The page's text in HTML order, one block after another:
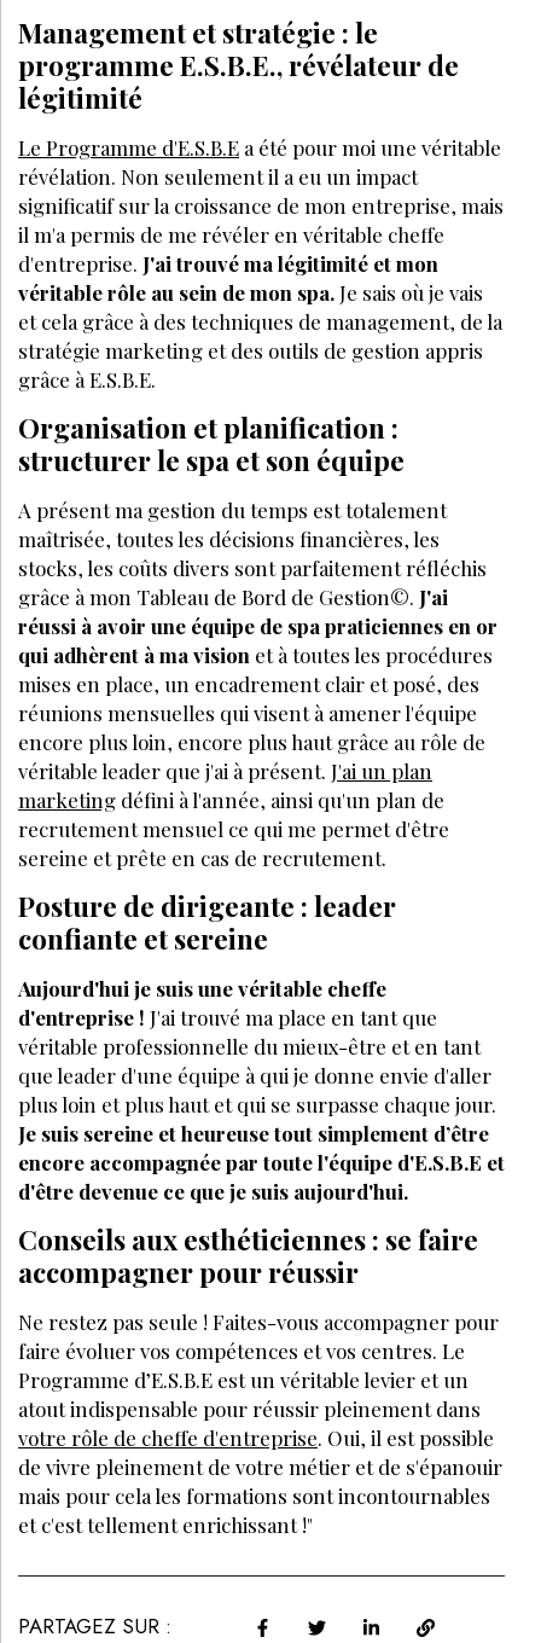
Management et stratégie : le
programme E.S.B.E., révélateur de
légitimité
Le Programme d'E.S.B.E a été pour moi une véritable
révélation. Non seulement il a eu un impact
significatif sur la croissance de mon entreprise, mais
il m'a permis de me révéler en véritable cheffe
d'entreprise. J'ai trouvé ma légitimité et mon
véritable rôle au sein de mon spa.Je sais où je vais
et cela grâce à des techniques de management, de la
stratégie marketing et des outils de gestion appris
grâce à E.S.B.E.
Organisation et planification :
structurer le spa et son équipe
A présent ma gestion du temps est totalement
maîtrisée, toutes les décisions financières, les
stocks, les coûts divers sont parfaitement réfléchis
grâce à mon Tableau de Bord de Gestion©. J'ai
réussi à avoir une équipe de spa praticiennes en or
qui adhèrent à ma vision et à toutes les procédures
mises en place, un encadrement clair et posé, des
réunions mensuelles qui visent à amener l'équipe
encore plus loin, encore plus haut grâce au rôle de
véritable leader que j'ai à présent. J'ai un plan
marketing défini à l'année, ainsi qu'un plan de
recrutement mensuel ce qui me permet d'être
sereine et prête en cas de recrutement.
Posture de dirigeante : leader
confiante et sereine
Aujourd'hui je suis une véritable cheffe
d'entreprise ! J'ai trouvé ma place en tant que
véritable professionnelle du mieux-être et en tant
que leader d'une équipe à qui je donne envie d'aller
plus loin et plus haut et qui se surpasse chaque jour.
Je suis sereine et heureuse tout simplement d’être
encore accompagnée par toute l'équipe d'E.S.B.E et
d'être devenue ce que je suis aujourd'hui.
Conseils aux esthéticiennes : se faire
accompagner pour réussir
Ne restez pas seule ! Faites-vous accompagner pour
faire évoluer vos compétences et vos centres. Le
Programme d’E.S.B.E est un véritable levier et un
atout indispensable pour réussir pleinement dans
votre rôle de cheffe d'entreprise. Oui, il est possible
de vivre pleinement de votre métier et de s'épanouir
mais pour cela les formations sont incontournables
et c'est tellement enrichissant !"
PARTAGEZ SUR :